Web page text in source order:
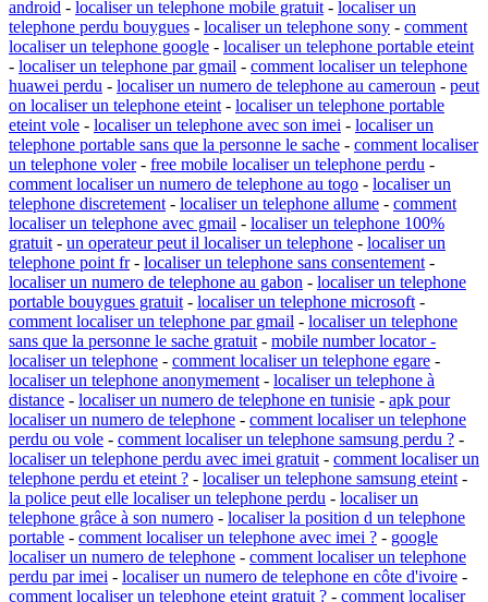
android - localiser un telephone mobile gratuit - localiser un
telephone perdu bouygues - localiser un telephone sony - comment
localiser un telephone google - localiser un telephone portable eteint
- localiser un telephone par gmail - comment localiser un telephone
huawei perdu - localiser un numero de telephone au cameroun - peut
on localiser un telephone eteint - localiser un telephone portable
eteint vole - localiser un telephone avec son imei - localiser un
telephone portable sans que la personne le sache - comment localiser
un telephone voler- free mobile localiser un telephone perdu -
comment localiser un numero de telephone au togo - localiser un
telephone discretement - localiser un telephone allume - comment
localiser un telephone avec gmail - localiser un telephone 100%
gratuit - un operateur peut il localiser un telephone - localiser un
telephone point fr- localiser un telephone sans consentement -
localiser un numero de telephone au gabon - localiser un telephone
portable bouygues gratuit - localiser un telephone microsoft -
comment localiser un telephone par gmail - localiser un telephone
sans que la personne le sache gratuit - mobile number locator -
localiser un telephone - comment localiser un telephone egare -
localiser un telephone anonymement - localiser un telephone à
distance - localiser un numero de telephone en tunisie - apk pour
localiser un numero de telephone - comment localiser un telephone
perdu ou vole - comment localiser un telephone samsung perdu ? -
localiser un telephone perdu avec imei gratuit - comment localiser un
telephone perdu et eteint ? - localiser un telephone samsung eteint -
la police peut elle localiser un telephone perdu - localiser un
telephone grâce à son numero - localiser la position d un telephone
portable - comment localiser un telephone avec imei ? - google
localiser un numero de telephone - comment localiser un telephone
perdu par imei - localiser un numero de telephone en côte d'ivoire -
comment localiser un telephone eteint gratuit ? - comment localiser